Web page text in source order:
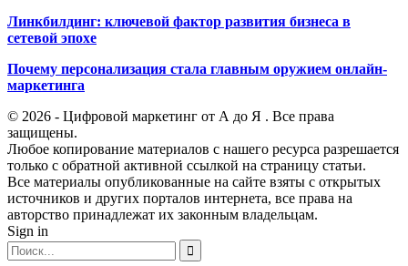
Линкбилдинг: ключевой фактор развития бизнеса в
сетевой эпохе
Почему персонализация стала главным оружием онлайн-
маркетинга
© 2026 - Цифровой маркетинг от А до Я . Все права
защищены.
Любое копирование материалов с нашего ресурса разрешается
только с обратной активной ссылкой на страницу статьи.
Все материалы опубликованные на сайте взяты с открытых
источников и других порталов интернета, все права на
авторство принадлежат их законным владельцам.
Sign in